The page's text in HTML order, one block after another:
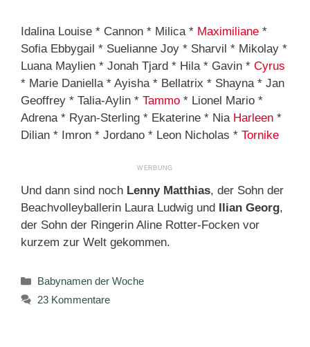
Idalina Louise * Cannon * Milica * Maximiliane *
Sofia Ebbygail * Suelianne Joy * Sharvil * Mikolay *
Luana Maylien * Jonah Tjard * Hila * Gavin * Cyrus
* Marie Daniella * Ayisha * Bellatrix * Shayna * Jan
Geoffrey * Talia-Aylin * Tammo * Lionel Mario *
Adrena * Ryan-Sterling * Ekaterine * Nia Harleen *
Dilian * Imron * Jordano * Leon Nicholas * Tornike
Und dann sind noch Lenny Matthias, der Sohn der
Beachvolleyballerin Laura Ludwig und Ilian Georg,
der Sohn der Ringerin Aline Rotter-Focken vor
kurzem zur Welt gekommen.
Kategorien
Babynamen der Woche
23 Kommentare